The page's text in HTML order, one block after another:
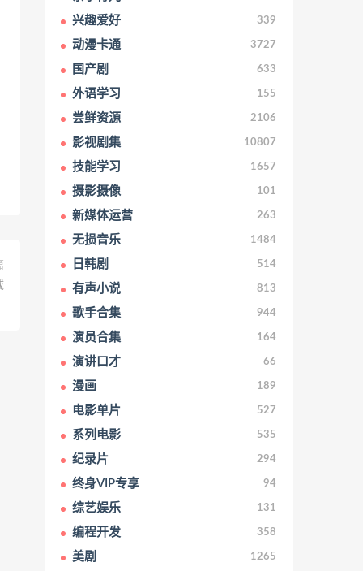
兴趣爱好 339
动漫卡通 3727
国产剧 633
外语学习 155
尝鲜资源 2106
影视剧集 10807
技能学习 1657
摄影摄像 101
新媒体运营 263
无损音乐 1484
日韩剧 514
有声小说 813
歌手合集 944
演员合集 164
演讲口才 66
漫画 189
电影单片 527
系列电影 535
纪录片 294
终身VIP专享 94
综艺娱乐 131
编程开发 358
美剧 1265